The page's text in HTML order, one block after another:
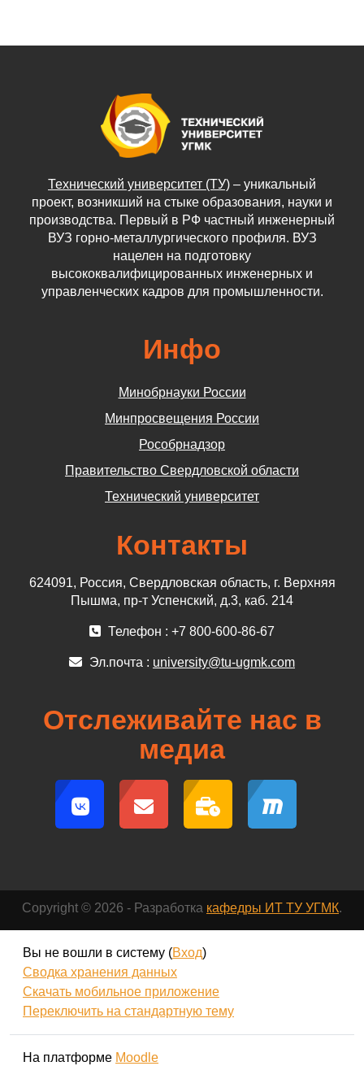
Технический университет (ТУ) – уникальный
проект, возникший на стыке образования, науки и
производства. Первый в РФ частный инженерный
ВУЗ горно-металлургического профиля. ВУЗ
нацелен на подготовку
высококвалифицированных инженерных и
управленческих кадров для промышленности.
Инфо
Минобрнауки России
Минпросвещения России
Рособрнадзор
Правительство Свердловской области
Технический университет
Контакты
624091, Россия, Свердловская область, г. Верхняя
Пышма, пр-т Успенский, д.3, каб. 214
Телефон : +7 800-600-86-67
Эл.почта : university@tu-ugmk.com
Отслеживайте нас в
медиа
Copyright © 2026 - Разработка кафедры ИТ ТУ УГМК.
Вы не вошли в систему (Вход)
Сводка хранения данных
Скачать мобильное приложение
Переключить на стандартную тему
На платформе Moodle